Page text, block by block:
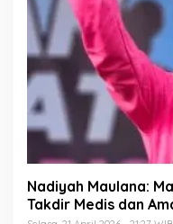
Nadiyah Maulana:
Takdir Medis dan